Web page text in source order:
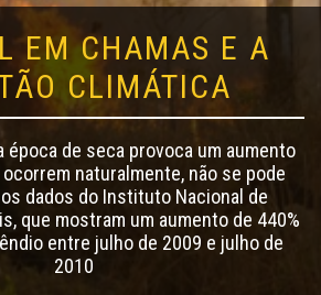
EM CHAMAS E A
CLIMÁTICA
época de seca provoca um aumento
naturalmente, não se pode
dados do Instituto Nacional de
que mostram um aumento de 440%
entre julho de 2009 e julho de
2010